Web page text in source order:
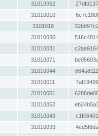
31010062
31010010
3101018
31010050
31010031
31010071
31010044
31010011
31010051
31010052
31010043
31010093